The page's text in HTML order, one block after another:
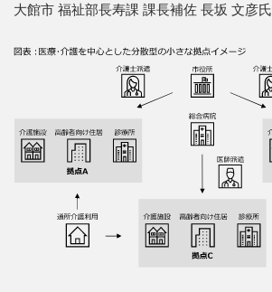
大館市 福祉部長寿課 課長補佐 長坂 文彦氏